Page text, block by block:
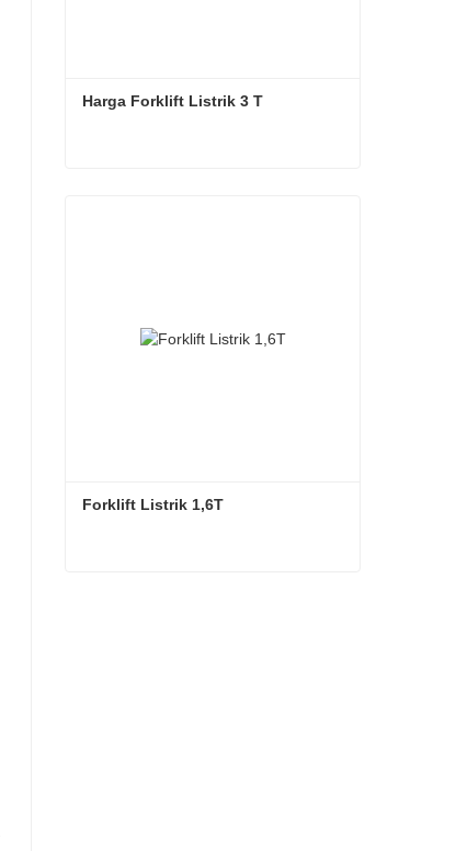
Harga Forklift Listrik 3 T
Forklift Listrik 1,6T